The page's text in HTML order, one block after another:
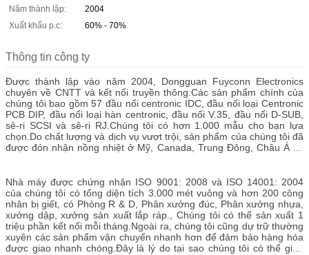
Năm thành lập:
2004
Xuất khẩu p.c:
60% - 70%
Thông tin công ty
Được thành lập vào năm 2004, Dongguan Fuyconn Electronics
chuyên về CNTT và kết nối truyền thông.Các sản phẩm chính của
chúng tôi bao gồm 57 đầu nối centronic IDC, đầu nối loại Centronic
PCB DIP, đầu nối loại hàn centronic, đầu nối V.35, đầu nối D-SUB,
sê-ri SCSI và sê-ri RJ.Chúng tôi có hơn 1.000 mẫu cho bạn lựa
chọn.Do chất lượng và dịch vụ vượt trội, sản phẩm của chúng tôi đã
được đón nhận nồng nhiệt ở Mỹ, Canada, Trung Đông, Châu Á và
Nhà máy được chứng nhận ISO 9001: 2008 và ISO 14001: 2004
của chúng tôi có tổng diện tích 3.000 mét vuông và hơn 200 công
nhân bị giết, có Phòng R & D, Phân xưởng đúc, Phân xưởng nhựa,
xưởng dập, xưởng sản xuất lắp ráp., Chúng tôi có thể sản xuất 1
triệu phần kết nối mỗi tháng.Ngoài ra, chúng tôi cũng dự trữ thường
xuyên các sản phẩm vận chuyển nhanh hơn để đảm bảo hàng hóa
được giao nhanh chóng.Đây là lý do tại sao chúng tôi có thể giao